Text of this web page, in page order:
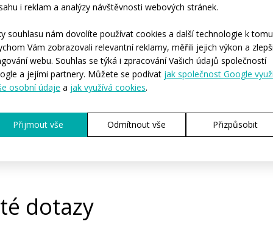
i reklam a analýzy návštěvnosti webových stránek.
souhlasu nám dovolíte používat cookies a další technologie k
Vám zobrazovali relevantní reklamy, měřili jejich výkon a
webu. Souhlas se týká i zpracování Vašich údajů společností
a jejími partnery. Můžete se podívat jak společnost Google
osobní údaje a jak využívá cookies.
Přijmout vše Odmítnout vše Přizpůsobit
je určená profesionálním sportovcům, pro které je nejvyšší
výsledný čas, a to často i za cenu nižšího komfortu či odolnosti
ELITE vyvíjíme ve spolupráci s nejlepšími českými sportovci, proto
posledního detailu. U oblečení najdete řadu funkčních prvků jako
materiály s kompresními prvky či kombinaci šitých a lepených
dotazy